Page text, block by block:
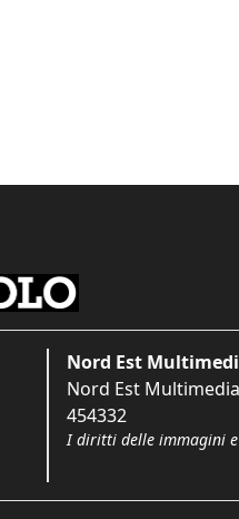
Nord Est
Nord Est Multimedia
454332
I diritti delle immagini e